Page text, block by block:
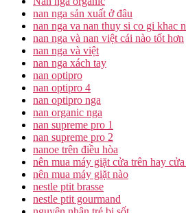
nan nga sản xuất ở đâu
nan nga va nan thuy si co gi khac
nan nga và nan việt cái nào tốt hơn
nan nga và việt
nan nga xách tay
nan optipro
nan optipro 4
nan optipro nga
nan organic nga
nan supreme pro 1
nan supreme pro 2
nanoe trên điều hòa
nên mua máy giặt cửa trên hay
nên mua máy giặt nào
nestle ptit brasse
nestle ptit gourmand